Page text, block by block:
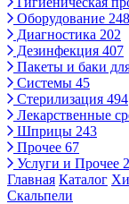
Оборудование 248
Диагностика 202
Дезинфекция 407
Пакеты и баки
Системы 45
Стерилизация 494
Лекарственные
Шприцы 243
Прочее 67
Услуги и Прочее
Главная Каталог
Скальпели